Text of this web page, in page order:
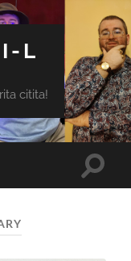
L
citita!
Toggle